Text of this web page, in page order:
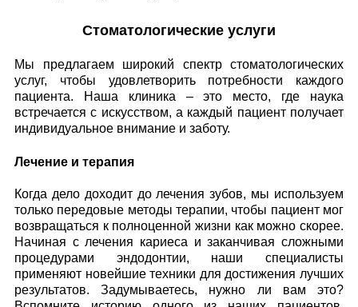
Стоматологические услуги
Мы предлагаем широкий спектр стоматологических
услуг, чтобы удовлетворить потребности каждого
пациента. Наша клиника – это место, где наука
встречается с искусством, а каждый пациент получает
индивидуальное внимание и заботу.
Лечение и терапия
Когда дело доходит до лечения зубов, мы используем
только передовые методы терапии, чтобы пациент мог
возвращаться к полноценной жизни как можно скорее.
Начиная с лечения кариеса и заканчивая сложными
процедурами эндодонтии, наши специалисты
применяют новейшие техники для достижения лучших
результатов. Задумываетесь, нужно ли вам это?